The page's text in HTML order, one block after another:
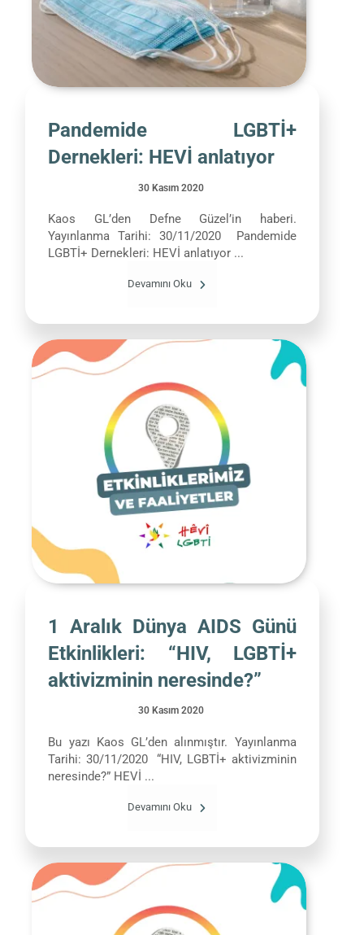
Pandemide LGBTİ+
Dernekleri: HEVİ anlatıyor
30 Kasım 2020
Kaos GL’den Defne Güzel’in haberi.
Yayınlanma Tarihi: 30/11/2020 Pandemide
LGBTİ+ Dernekleri: HEVİ anlatıyor ...
Devamını Oku
1 Aralık Dünya AIDS Günü
Etkinlikleri: “HIV, LGBTİ+
aktivizminin neresinde?”
30 Kasım 2020
Bu yazı Kaos GL’den alınmıştır. Yayınlanma
Tarihi: 30/11/2020 “HIV, LGBTİ+ aktivizminin
neresinde?” HEVİ ...
Devamını Oku